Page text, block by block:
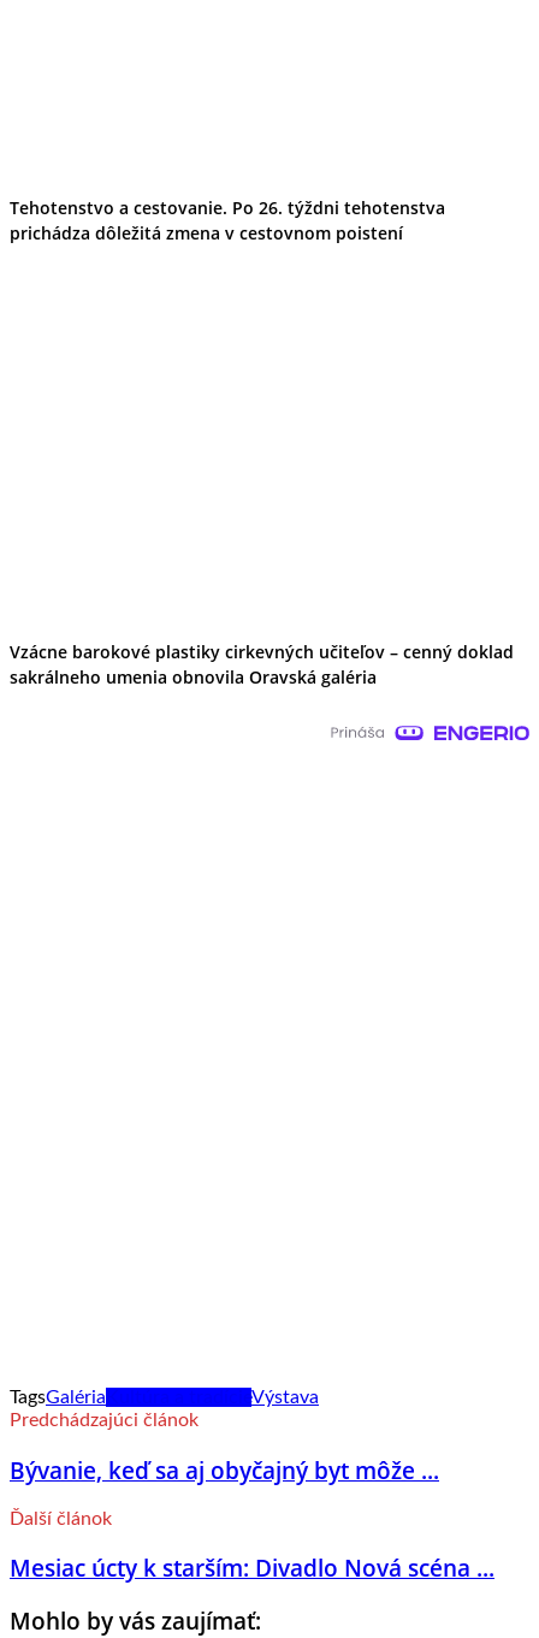
Tehotenstvo a cestovanie. Po 26. týždni tehotenstva
prichádza dôležitá zmena v cestovnom poistení
Vzácne barokové plastiky cirkevných učiteľov – cenný doklad
sakrálneho umenia obnovila Oravská galéria
TagsGaléria
Výstava
Predchádzajúci článok
Bývanie, keď sa aj obyčajný byt môže ...
Ďalší článok
Mesiac úcty k starším: Divadlo Nová scéna ...
Mohlo by vás zaujímať: